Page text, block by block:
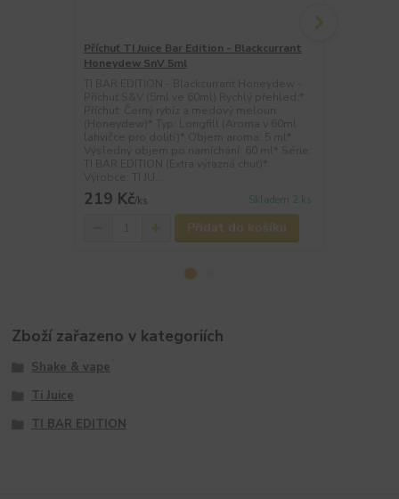
Příchuť TI Juice Bar Edition - Blackcurrant
Honeydew SnV 5ml
219 Kč/ks Skladem 2 ks
Přidat do košíku
Zboží zařazeno v kategoriích
Shake & vape
Ti Juice
TI BAR EDITION